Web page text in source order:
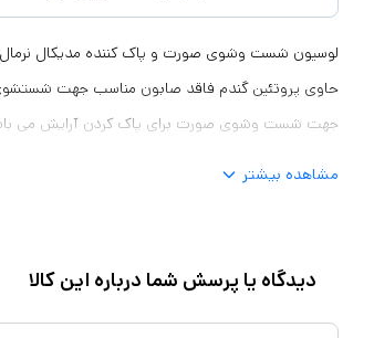
حاوی پروتئین گندم فاقد صابون مناسب جهت
جهت شست وشوی صورت برای پاک کردن آرایش می باشد پروانه
مشاهده بیشتر
دیدگاه یا پرسش شما درباره این کالا